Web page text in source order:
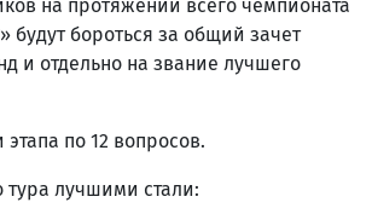
на протяжении всего чемпионата
будут бороться за общий зачет
и отдельно на звание лучшего
по 12 вопросов.
тура лучшими стали: